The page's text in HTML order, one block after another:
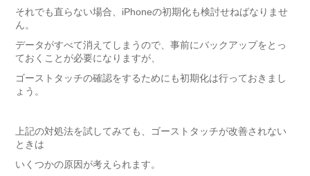
それでも直らない場合、iPhoneの初期化も検討せねばなりませ
ん。
データがすべて消えてしまうので、事前にバックアップをとっ
ておくことが必要になりますが、
ゴーストタッチの確認をするためにも初期化は行っておきまし
ょう。
上記の対処法を試してみても、ゴーストタッチが改善されない
ときは
いくつかの原因が考えられます。